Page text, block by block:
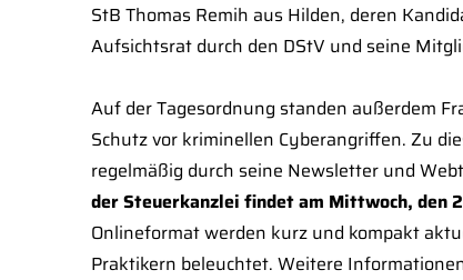
StB Thomas Remih aus Hilden, deren
Aufsichtsrat durch den DStV und seine
Auf der Tagesordnung standen außerdem
Schutz vor kriminellen Cyberangriffen. Zu
regelmäßig durch seine Newsletter und
der Steuerkanzlei findet am Mittwoch, den
Onlineformat werden kurz und kompakt
Praktikern beleuchtet. Weitere